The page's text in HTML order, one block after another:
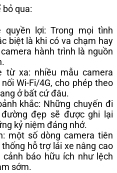
bỏ qua:
quyền lợi: Trong mọi tình
biệt là khi có va chạm hay
hành trình là nguồn
từ xa: nhiều mẫu camera
Wi-Fi/4G, cho phép theo
ở bất cứ đâu.
khắc: Những chuyến đi
đẹp sẽ được ghi lại
kỷ niệm đáng nhớ.
một số dòng camera tiên
hỗ trợ lái xe nâng cao
cảnh báo hữu ích như lệch
sớm.